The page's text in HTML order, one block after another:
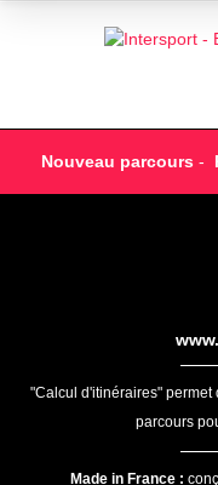
Nouveau parcours-
"Calcul d'itinéraires"
parcours
Made in France :